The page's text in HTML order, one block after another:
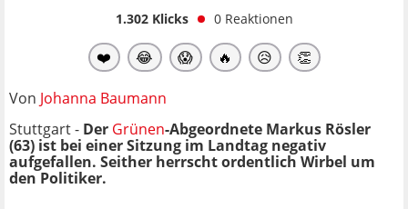
1.302Klicks 0 Reaktionen
❤️ 😂 😱 🔥 😥 👏
Von Johanna Baumann
Stuttgart - Der Grünen-Abgeordnete Markus Rösler
(63) ist bei einer Sitzung im Landtag negativ
aufgefallen. Seither herrscht ordentlich Wirbel um
den Politiker.